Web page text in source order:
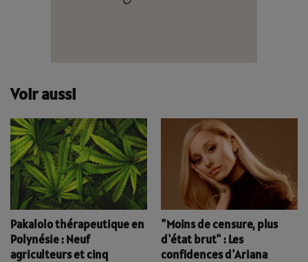
Voir aussi
Pakalolo thérapeutique en
Polynésie : Neuf
agriculteurs et cinq
"Moins de censure, plus
d'état brut" : Les
confidences d'Ariana